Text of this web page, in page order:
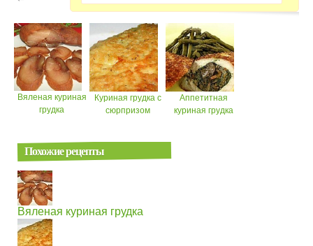
Вяленая куриная
грудка
Куриная грудка с
сюрпризом
Аппетитная
куриная грудка
Похожие рецепты
Вяленая куриная грудка